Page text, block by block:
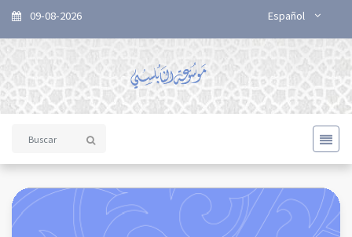
09-08-2026 Español